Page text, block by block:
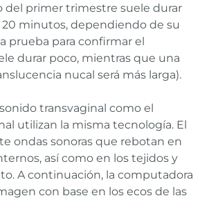
del primer trimestre suele durar
minutos, dependiendo de su
prueba para confirmar el
durar poco, mientras que una
nucal será más larga).
transvaginal como el
utilizan la misma tecnología. El
ondas sonoras que rebotan en
así como en los tejidos y
A continuación, la computadora
con base en los ecos de las